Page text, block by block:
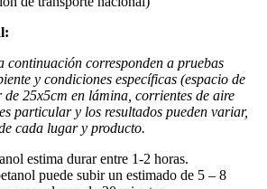
continuación corresponden a pruebas
y condiciones específicas (espacio de
25x5cm en lámina, corrientes de aire
particular y los resultados pueden variar,
cada lugar y producto.
estima durar entre 1-2 horas.
puede subir un estimado de 5 – 8